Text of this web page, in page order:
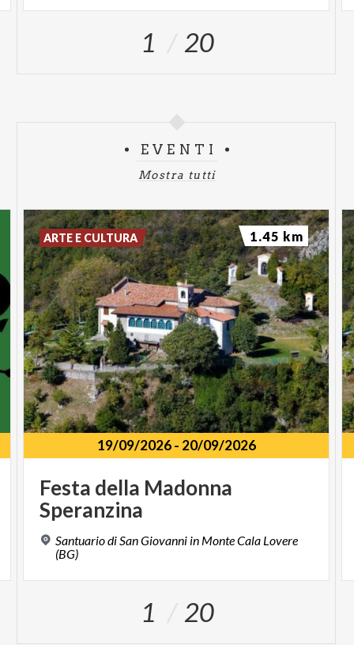
1 20
EVENTI
Mostra tutti
19/09/2026- 20/09/2026
Festa della Madonna
Speranzina
Santuario di San Giovanni in Monte Cala Lovere
(BG)
ARTE E CULTURA 1.45 km
1 20